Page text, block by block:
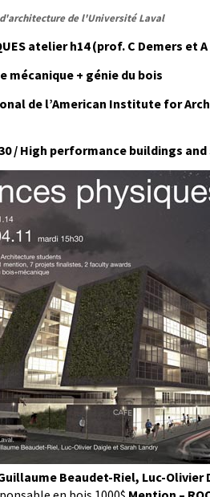
d'architecture de l'Université Laval
atelier h14 (prof. C Demers et
mécanique + génie du bois
de l’American Institute for
/ High performance buildings
Guillaume Beaudet-Riel, Luc-Olivier